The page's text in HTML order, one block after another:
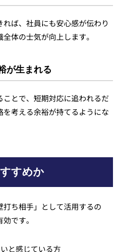
ば、社員にも安心感が伝わり
体の士気が向上します。
が生まれる
とで、短期対応に追われるだ
考える余裕が持てるようにな
すめか
ち相手」として活用するの
です。
と感じている方